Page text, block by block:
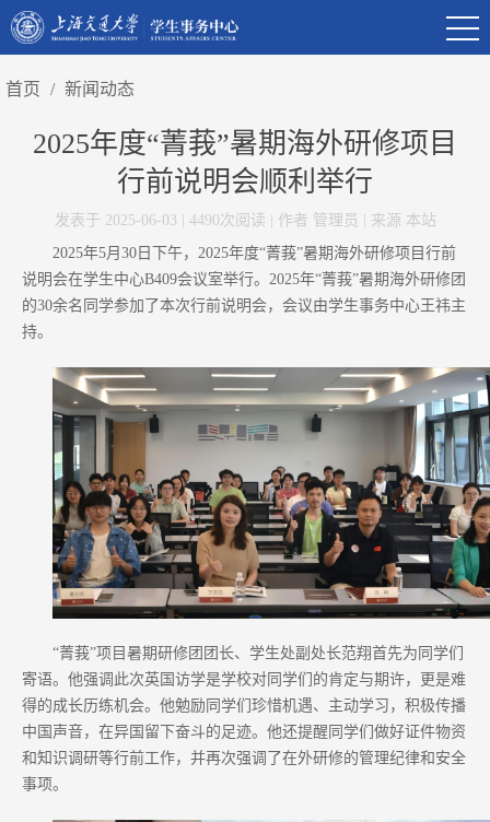
首页 / 新闻动态
2025年度“菁莪”暑期海外研修项目
行前说明会顺利举行
发表于 2025-06-03 | 4490次阅读 | 作者 管理员 | 来源 本站
2025年5月30日下午，2025年度“菁莪”暑期海外研修项目行前
说明会在学生中心B409会议室举行。2025年“菁莪”暑期海外研修团
的30余名同学参加了本次行前说明会，会议由学生事务中心王祎主
持。
“菁莪”项目暑期研修团团长、学生处副处长范翔首先为同学们
寄语。他强调此次英国访学是学校对同学们的肯定与期许，更是难
得的成长历练机会。他勉励同学们珍惜机遇、主动学习，积极传播
中国声音，在异国留下奋斗的足迹。他还提醒同学们做好证件物资
和知识调研等行前工作，并再次强调了在外研修的管理纪律和安全
事项。